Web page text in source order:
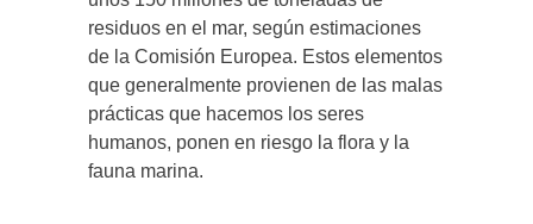
residuos en el mar, según estimaciones
de la Comisión Europea. Estos elementos
que generalmente provienen de las malas
prácticas que hacemos los seres
humanos, ponen en riesgo la flora y la
fauna marina.